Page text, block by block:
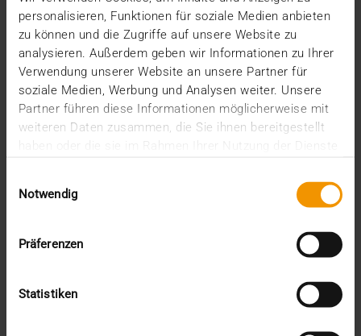
personalisieren, Funktionen für soziale Medien anbieten
zu können und die Zugriffe auf unsere Website zu
analysieren. Außerdem geben wir Informationen zu Ihrer
Verwendung unserer Website an unsere Partner für
soziale Medien, Werbung und Analysen weiter. Unsere
Partner führen diese Informationen möglicherweise mit
weiteren Daten zusammen, die Sie ihnen bereitgestellt
Notwendig
Präferenzen
Statistiken
Profil IHE XDM : trop pratique ?